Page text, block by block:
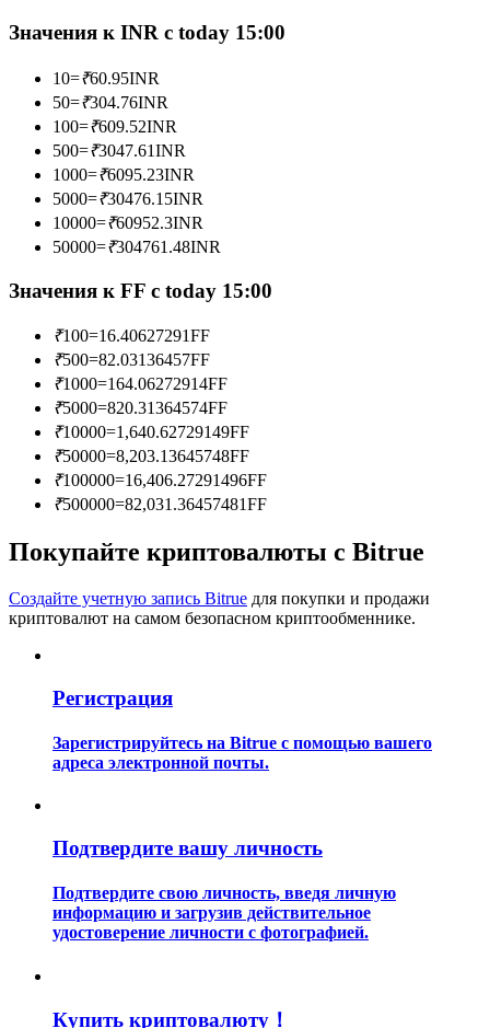
Станьте копи-трейдером
Наслаждайтесь распределением прибыли и комиссиями
за копи-трейдинг
Информация
Анализ больших данных, включая торговую информацию
и т. д.
Гид
Руководство для начинающих по фьючерсам
Значения к INR с today 15:00
10=₹60.95INR
50=₹304.76INR
100=₹609.52INR
500=₹3047.61INR
1000=₹6095.23INR
5000=₹30476.15INR
10000=₹60952.3INR
50000=₹304761.48INR
Значения к FF с today 15:00
₹100=16.40627291FF
₹500=82.03136457FF
₹1000=164.06272914FF
₹5000=820.31364574FF
₹10000=1,640.62729149FF
₹50000=8,203.13645748FF
₹100000=16,406.27291496FF
₹500000=82,031.36457481FF
Покупайте криптовалюты с Bitrue
Создайте учетную запись Bitrue для покупки и продажи
криптовалют на самом безопасном криптообменнике.
Регистрация
Зарегистрируйтесь на Bitrue с помощью вашего
адреса электронной почты.
Подтвердите вашу личность
Подтвердите свою личность, введя личную
информацию и загрузив действительное
удостоверение личности с фотографией.
Купить криптовалюту！